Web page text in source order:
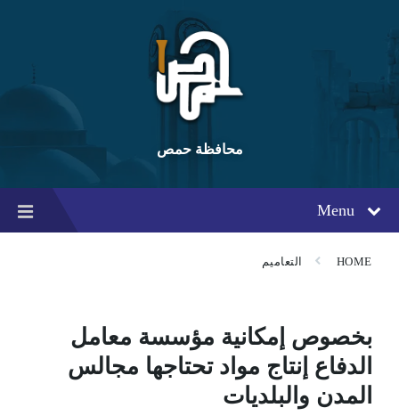
content
main
navigation
footer
محافظة حمص
Menu
HOME التعاميم
بخصوص إمكانية مؤسسة معامل
الدفاع إنتاج مواد تحتاجها مجالس
المدن والبلديات